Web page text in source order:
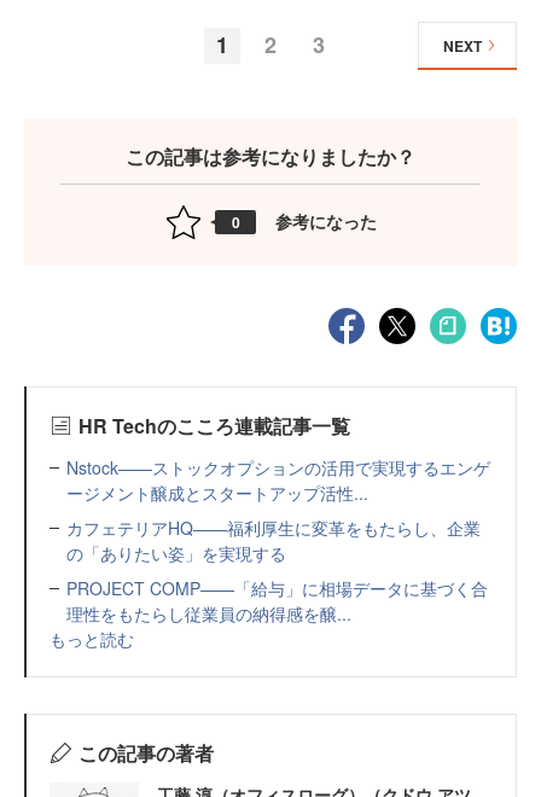
1 2 3 NEXT
この記事は参考になりましたか？
0 参考になった
HR Techのこころ連載記事一覧
Nstock——ストックオプションの活用で実現するエンゲ
ージメント醸成とスタートアップ活性...
カフェテリアHQ——福利厚生に変革をもたらし、企業
の「ありたい姿」を実現する
PROJECT COMP——「給与」に相場データに基づく合
理性をもたらし従業員の納得感を醸...
もっと読む
この記事の著者